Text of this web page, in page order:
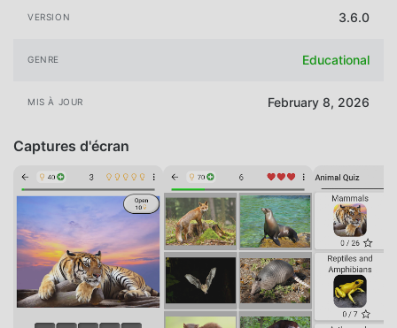
VERSION 3.6.0
GENRE Educational
MIS À JOUR February 8, 2026
Captures d'écran